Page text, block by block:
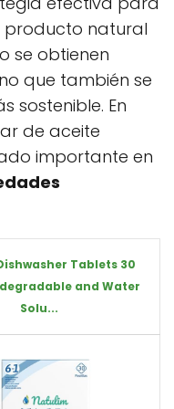
producto natural
se obtienen
que también se
sostenible. En
de aceite
importante en
Tablets 30
and Water
Solu...